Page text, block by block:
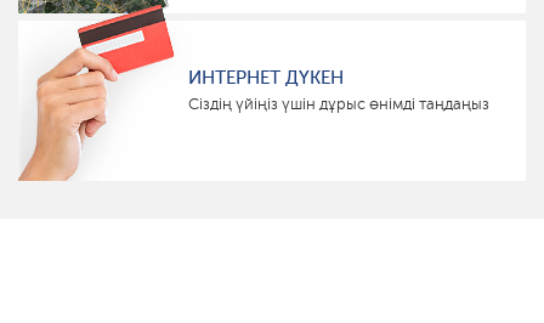
ИНТЕРНЕТ ДҮКЕН
Сіздің үйіңіз үшін дұрыс өнімді таңдаңыз